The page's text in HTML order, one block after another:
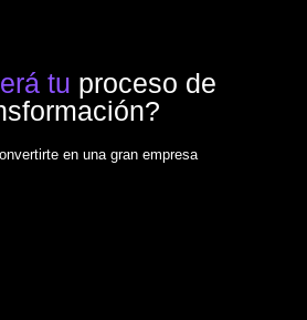
tu proceso de
en una gran empresa